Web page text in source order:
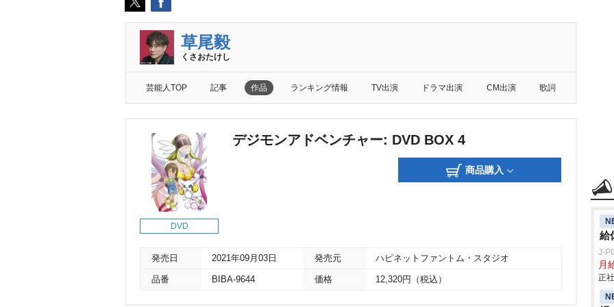
草尾毅
くさおたけし
芸能人TOP 記事 作品 ランキング情報 TV出演 ドラマ出演 CM出演 歌詞
DVD
デジモンアドベンチャー: DVD BOX 4
商品購入
発売日 2021年09月03日 発売元 ハピネットファントム・スタジオ
品番 BIBA-9644 価格 12,320円（税込）
給
J-
月
正